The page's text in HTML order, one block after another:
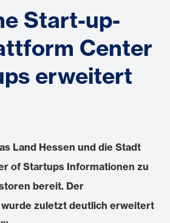
Start-up-
Center
erweitert
Land Hessen und die Stadt
of Startups Informationen zu
bereit. Der
zuletzt deutlich erweitert